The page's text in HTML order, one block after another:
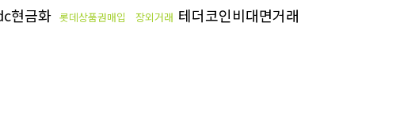
현금화 롯데상품권매입 장외거래 테더코인비대면거래